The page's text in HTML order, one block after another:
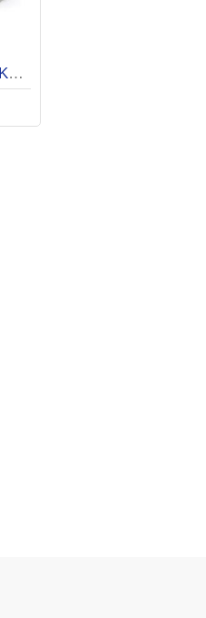
RUGALMAS HITELEK 1 ÓRA ALATT